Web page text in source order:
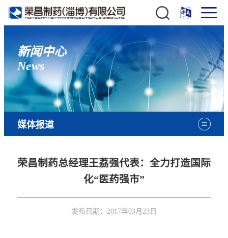
新闻中心
News
媒体报道
荣昌制药总经理王荔强代表：全力打造国际
化“医药强市”
发布日期： 2017年03月23日